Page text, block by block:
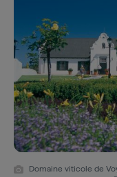
Domaine viticole de